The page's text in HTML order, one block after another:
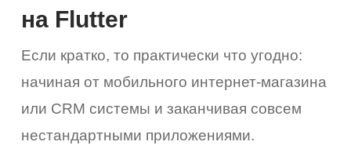
на Flutter
Если кратко, то практически что угодно:
начиная от мобильного интернет-магазина
или CRM системы и заканчивая совсем
нестандартными приложениями.